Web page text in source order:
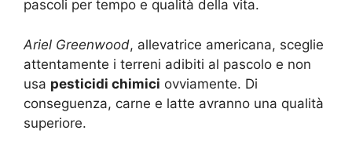
pascoli per tempo e qualità della vita.
Ariel Greenwood, allevatrice americana, sceglie
attentamente i terreni adibiti al pascolo e non
usa pesticidi chimici ovviamente. Di
conseguenza, carne e latte avranno una qualità
superiore.